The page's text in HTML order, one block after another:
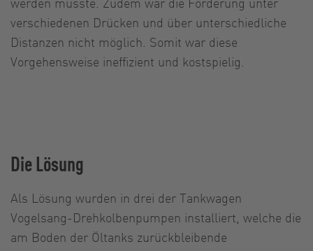
verschiedenen Drücken und über unterschiedliche
Distanzen nicht möglich. Somit war diese
Vorgehensweise ineffizient und kostspielig.
Die Lösung
Als Lösung wurden in drei der Tankwagen
Vogelsang-Drehkolbenpumpen installiert, welche die
am Boden der Öltanks zurückbleibende